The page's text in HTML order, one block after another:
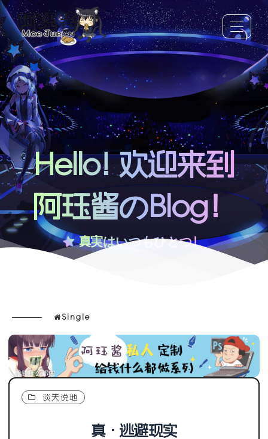
Hello! 欢迎来到
阿珏酱のBlog！
真実はいつもひとつ！
Single
谈天说地
真 · 逃避现实